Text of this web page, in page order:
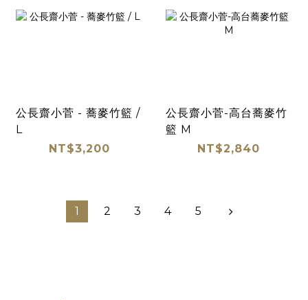
公長齋小菅 - 蕎麥竹籃 /
L
NT$3,200
公長齋小菅-高台蕎麥竹
籃 M
NT$2,840
1 2 3 4 5